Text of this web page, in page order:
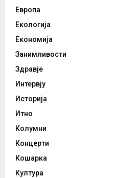
Европа
Екологија
Економија
Занимливости
Здравје
Интервју
Историја
Итно
Колумни
Концерти
Кошарка
Култура